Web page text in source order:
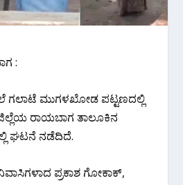
:
ಗಲಾಟೆ ಮುಗಳಖೋಡ ಪಟ್ಟಣದಲ್ಲಿ
ರಾಯಬಾಗ ತಾಲೂಕಿನ
ಘಟನೆ ನಡೆದಿದೆ.
ಪ್ರಕಾಶ ಗೋಕಾಕ್,